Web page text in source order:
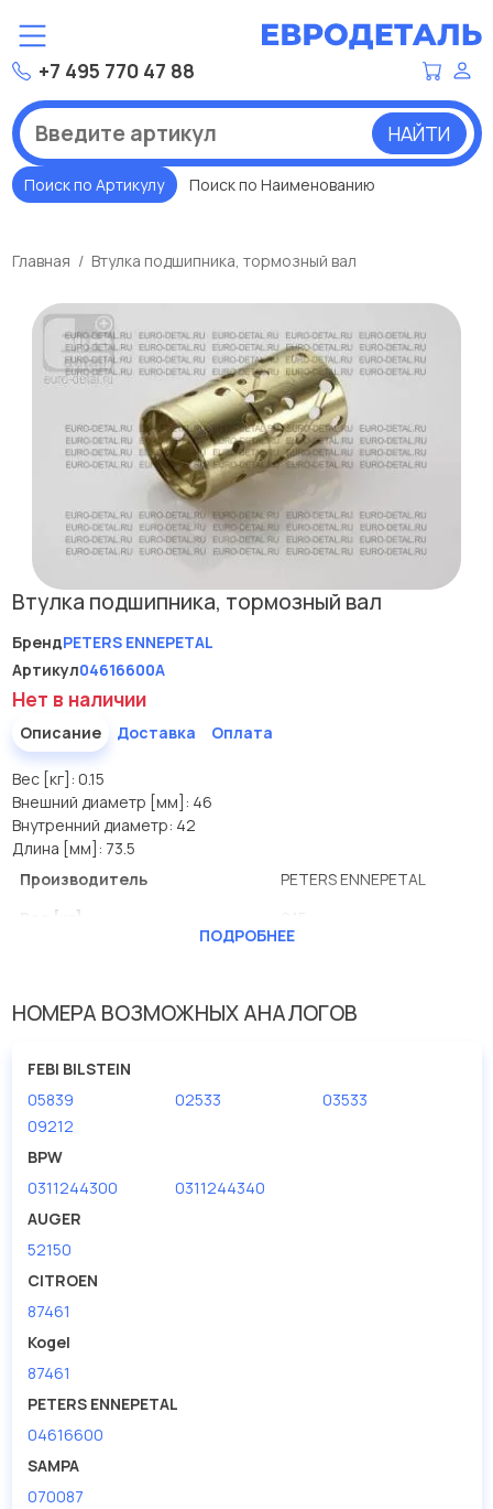
+7 495 770 47 88
НАЙТИ
Поиск по Артикулу Поиск по Наименованию
Главная Втулка подшипника, тормозный вал
Втулка подшипника, тормозный вал
БрендPETERS ENNEPETAL
Артикул04616600A
Нет в наличии
Описание Доставка Оплата
Вес [кг]: 0.15
Внешний диаметр [мм]: 46
Внутренний диаметр: 42
Длина [мм]: 73.5
Производитель
PETERS ENNEPETAL
Вес [кг]
ПОДРОБНЕЕ
НОМЕРА ВОЗМОЖНЫХ АНАЛОГОВ
FEBI BILSTEIN
05839
02533
03533
09212
BPW
0311244300
0311244340
AUGER
52150
CITROEN
87461
Kogel
87461
PETERS ENNEPETAL
04616600
SAMPA
070087